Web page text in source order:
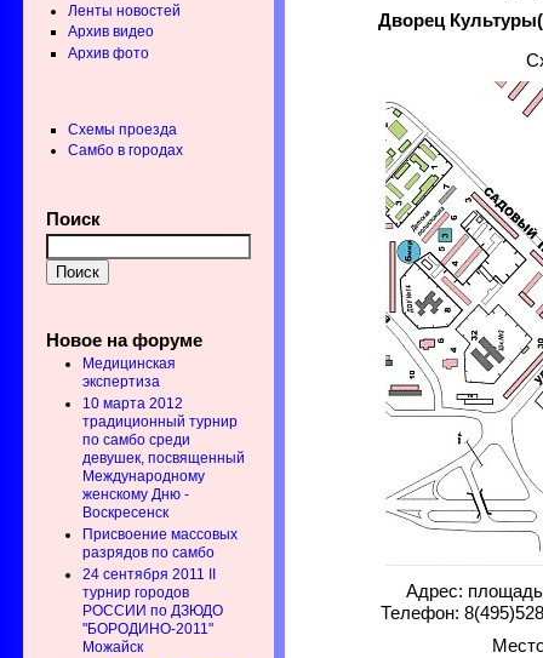
Ленты новостей
Архив видео
Архив фото
Схемы проезда
Самбо в городах
Поиск
Новое на форуме
Медицинская
экспертиза
10 марта 2012
традиционный турнир
по самбо среди
девушек, посвященный
Международному
женскому Дню -
Воскресенск
Присвоение массовых
разрядов по самбо
24 сентября 2011 II
турнир городов
РОССИИ по ДЗЮДО
"БОРОДИНО-2011"
Можайск
Дворец
Адрес:
Телефон: